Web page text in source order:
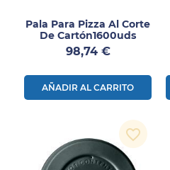
Pala Para Pizza Al Corte
De Cartón1600uds
Precio
98,74 €
AÑADIR AL CARRITO
favorite_border